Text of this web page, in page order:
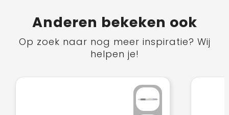
Anderen bekeken ook
Op zoek naar nog meer inspiratie? Wij
helpen je!